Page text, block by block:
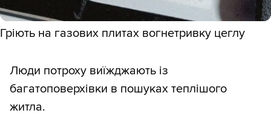
Гріють на газових плитах вогнетривку цеглу
Люди потроху виїжджають із
багатоповерхівки в пошуках теплішого
житла.